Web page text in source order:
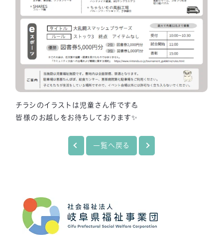
チラシのイラストは児童さん作です💪
皆様のお越しをお待ちしております✨
一覧へ戻る